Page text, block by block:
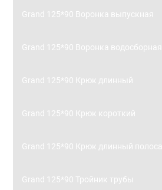
Grand 125*90 Воронка выпускная
Grand 125*90 Воронка водосборная
Grand 125*90 Крюк длинный
Grand 125*90 Крюк короткий
Grand 125*90 Крюк длинный полоса
Grand 125*90 Тройник трубы